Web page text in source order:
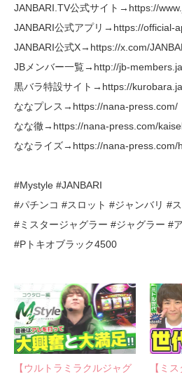
JANBARI.TV公式サイト→https://
JANBARI公式アプリ→https://official-
JANBARI公式X→https://x.com/
JBメンバー一覧→http://jb-
黒バラ特設サイト→https://
ななプレス→https://nana-press.com/
なな徹→https://nana-press.com/
ななライズ→https://nana-press.com/
#Mystyle #JANBARI
#パチンコ #スロット #ジャンバリ #
#ミスタージャグラー #ジャグラー #
#Pトキオブラック4500
【ウルトラミラクルジャグ
【ミ